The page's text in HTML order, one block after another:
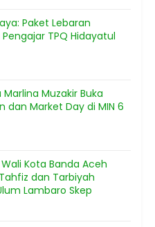
Paket Lebaran
TPQ Hidayatul
Muzakir Buka
dan Market Day di MIN 6
Kota Banda Aceh
dan Tarbiyah
Lambaro Skep